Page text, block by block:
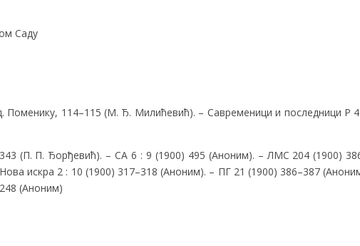
Саду
Поменику, 114–115 (М. Ђ. Милићевић). – Савременици и последници Ρ
(П. П. Ђорђевић). – СА 6 : 9 (1900) 495 (Аноним). – ЛМС 204 (1900)
искра 2 : 10 (1900) 317–318 (Аноним). – ПГ 21 (1900) 386–387
(Аноним)